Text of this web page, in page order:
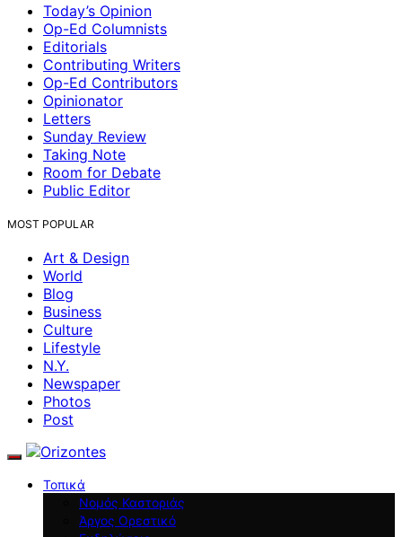
Today’s Opinion
Op-Ed Columnists
Editorials
Contributing Writers
Op-Ed Contributors
Opinionator
Letters
Sunday Review
Taking Note
Room for Debate
Public Editor
MOST POPULAR
Art & Design
World
Blog
Business
Culture
Lifestyle
N.Y.
Newspaper
Photos
Post
Τοπικά
Νομός Καστοριάς
Άργος Ορεστικό